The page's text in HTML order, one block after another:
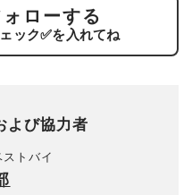
ローする
ック✅を入れてね
よび協力者
トバイ